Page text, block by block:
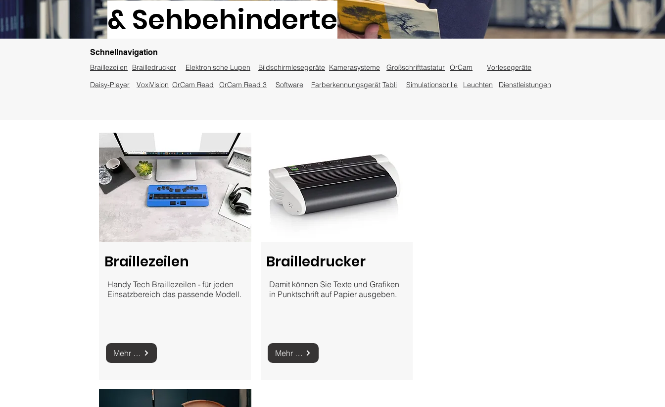
& Sehbehinderte
Schnellnavigation
Braillezeilen Brailledrucker Elektronische Lupen Bildschirmlesegeräte Kamerasysteme Großschrifttastatur Vorlesegeräte
OrCam
Daisy-Player
VoxiVision OrCam Read OrCam Read 3 Software Farberkennungsgerät Tabli Simulationsbrille Leuchten Dienstleistungen
Braillezeilen
Handy Tech Braillezeilen - für jeden
Einsatzbereich das passende Modell.
Mehr zu Braillezeilen
Brailledrucker
Damit können Sie Texte und Grafiken
in Punktschrift auf Papier ausgeben.
Mehr zu Brailledruckern